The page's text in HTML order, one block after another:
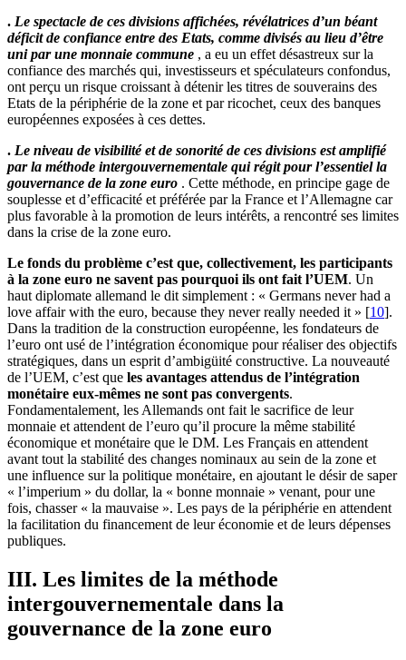
. Le spectacle de ces divisions affichées, révélatrices d’un béant
déficit de confiance entre des Etats, comme divisés au lieu d’être
uni par une monnaie commune , a eu un effet désastreux sur la
confiance des marchés qui, investisseurs et spéculateurs confondus,
ont perçu un risque croissant à détenir les titres de souverains des
Etats de la périphérie de la zone et par ricochet, ceux des banques
européennes exposées à ces dettes.
. Le niveau de visibilité et de sonorité de ces divisions est amplifié
par la méthode intergouvernementale qui régit pour l’essentiel la
gouvernance de la zone euro . Cette méthode, en principe gage de
souplesse et d’efficacité et préférée par la France et l’Allemagne car
plus favorable à la promotion de leurs intérêts, a rencontré ses limites
dans la crise de la zone euro.
Le fonds du problème c’est que, collectivement, les participants
à la zone euro ne savent pas pourquoi ils ont fait l’UEM. Un
haut diplomate allemand le dit simplement : « Germans never had a
love affair with the euro, because they never really needed it » [10].
Dans la tradition de la construction européenne, les fondateurs de
l’euro ont usé de l’intégration économique pour réaliser des objectifs
stratégiques, dans un esprit d’ambigüité constructive. La nouveauté
de l’UEM, c’est que les avantages attendus de l’intégration
monétaire eux-mêmes ne sont pas convergents.
Fondamentalement, les Allemands ont fait le sacrifice de leur
monnaie et attendent de l’euro qu’il procure la même stabilité
économique et monétaire que le DM. Les Français en attendent
avant tout la stabilité des changes nominaux au sein de la zone et
une influence sur la politique monétaire, en ajoutant le désir de saper
« l’imperium » du dollar, la « bonne monnaie » venant, pour une
fois, chasser « la mauvaise ». Les pays de la périphérie en attendent
la facilitation du financement de leur économie et de leurs dépenses
publiques.
III. Les limites de la méthode
intergouvernementale dans la
gouvernance de la zone euro